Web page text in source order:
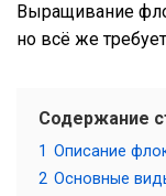
Выращивание
но всё же
Содержание
1 Описание
2 Основные